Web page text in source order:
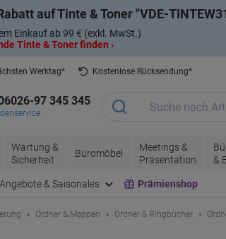
auf Tinte & Toner VDE-
Einkauf ab 99 € (exkl. MwSt.)
Tinte & Toner finden ›
Werktag*
Kostenlose Rücksendung*
97 345 345
Wartung &
Sicherheit
Büromöbel
Meetings &
Präsentation
&
Angebote & Saisonales Prämienshop
Ordner & Mappen Ordner & Ringbücher